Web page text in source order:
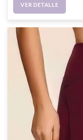
VER DETALLE